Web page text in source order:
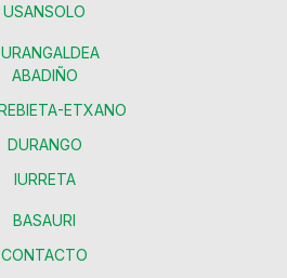
USANSOLO
ABADIÑO
ETXANO
DURANGO
IURRETA
BASAURI
CONTACTO